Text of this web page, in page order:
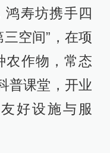
鸿寿坊携手四
空间”，在项
农作物，常态
普课堂，开业
好设施与服